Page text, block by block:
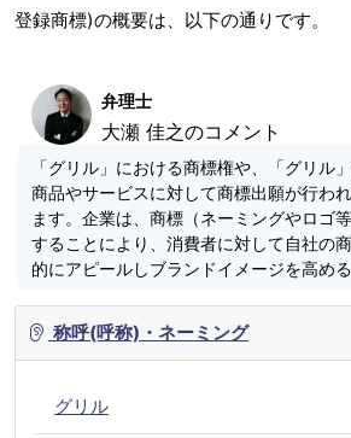
登録商標)の概要は、以下の通りです。
弁理士
大瀬 佳之のコメント
「グリル」における商標権や、「グリル
商品やサービスに対して商標出願が行わ
ます。企業は、商標（ネーミングやロゴ
することにより、消費者に対して自社の
的にアピールしブランドイメージを高め
称呼(呼称)・ネーミング
グリル